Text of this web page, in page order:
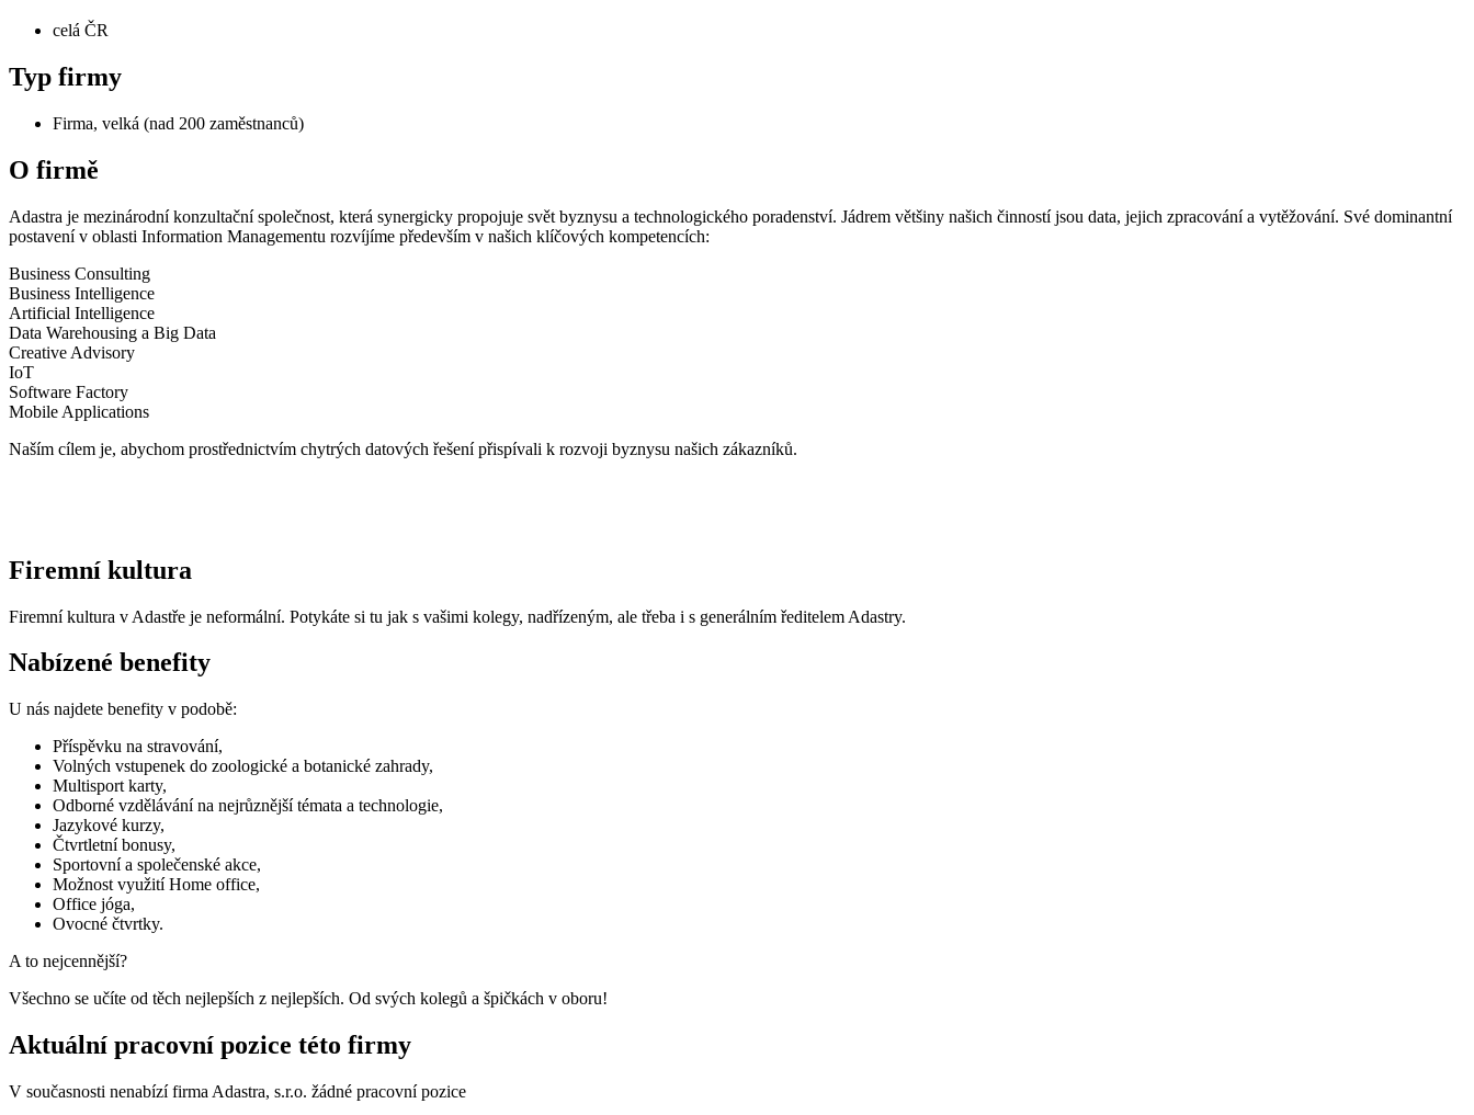
celá ČR
Typ firmy
Firma, velká (nad 200 zaměstnanců)
O firmě
Adastra je mezinárodní konzultační společnost, která synergicky propojuje svět byznysu a technologického poradenství. Jádrem většiny našich činností jsou data, jejich zpracování a vytěžování. Své dominantní
postavení v oblasti Information Managementu rozvíjíme především v našich klíčových kompetencích:
Business Consulting
Business Intelligence
Artificial Intelligence
Data Warehousing a Big Data
Creative Advisory
IoT
Software Factory
Mobile Applications
Naším cílem je, abychom prostřednictvím chytrých datových řešení přispívali k rozvoji byznysu našich zákazníků.
Firemní kultura
Firemní kultura v Adastře je neformální. Potykáte si tu jak s vašimi kolegy, nadřízeným, ale třeba i s generálním ředitelem Adastry.
Nabízené benefity
U nás najdete benefity v podobě:
Příspěvku na stravování,
Volných vstupenek do zoologické a botanické zahrady,
Multisport karty,
Odborné vzdělávání na nejrůznější témata a technologie,
Jazykové kurzy,
Čtvrtletní bonusy,
Sportovní a společenské akce,
Možnost využití Home office,
Office jóga,
Ovocné čtvrtky.
A to nejcennější?
Všechno se učíte od těch nejlepších z nejlepších. Od svých kolegů a špičkách v oboru!
Aktuální pracovní pozice této firmy
V současnosti nenabízí firma Adastra, s.r.o. žádné pracovní pozice